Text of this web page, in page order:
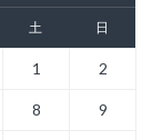
土 日
1 2
8 9